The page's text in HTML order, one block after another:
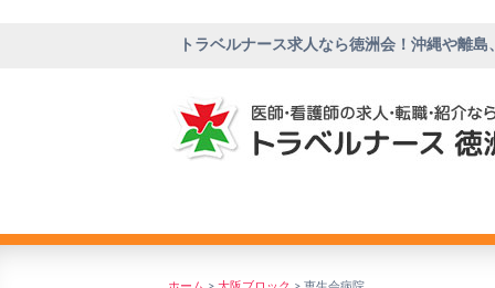
トラベルナース求人なら徳洲会！沖縄や離